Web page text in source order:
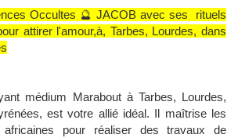
Occultes 🔮 JACOB avec ses rituels
attirer l'amour,à, Tarbes, Lourdes, dans
médium Marabout à Tarbes, Lourdes,
est votre allié idéal. Il maîtrise les
africaines pour réaliser des travaux de